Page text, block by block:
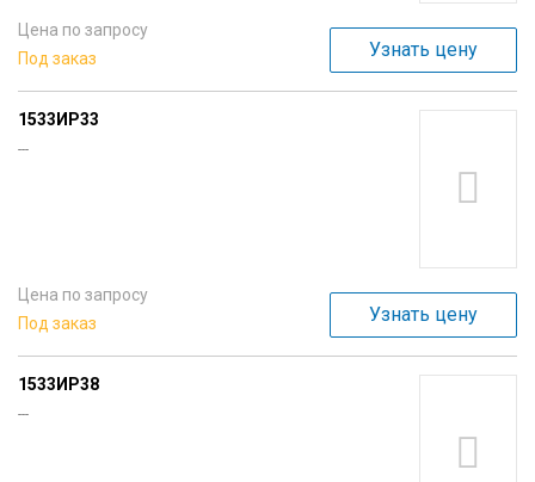
Цена по запросу
Под заказ
Узнать цену
1533ИР33
---
Цена по запросу
Под заказ
Узнать цену
1533ИР38
---